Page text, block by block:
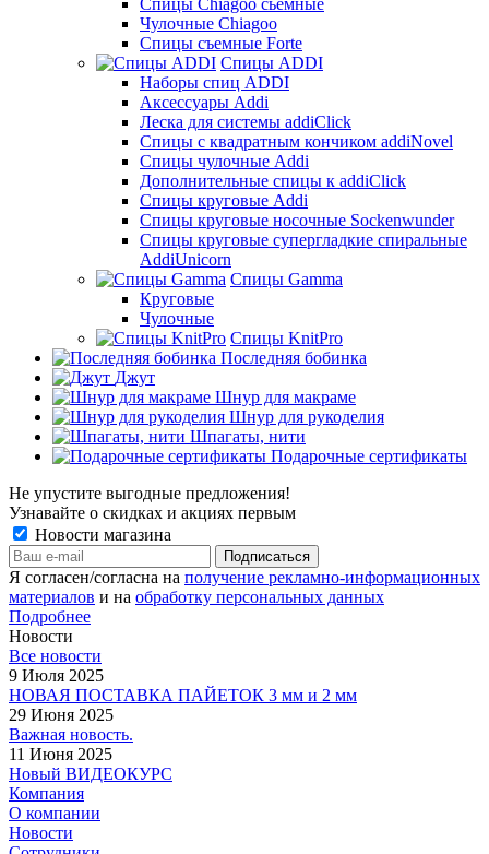
Спицы Chiagoo сьемные
Чулочные Chiagoo
Спицы съемные Forte
Спицы ADDI
Наборы спиц ADDI
Аксессуары Addi
Леска для системы addiClick
Спицы с квадратным кончиком addiNovel
Спицы чулочные Addi
Дополнительные спицы к addiClick
Спицы круговые Addi
Спицы круговые носочные Sockenwunder
Спицы круговые супергладкие спиральные
AddiUnicorn
Спицы Gamma
Круговые
Чулочные
Спицы KnitPro
Последняя бобинка
Джут
Шнур для макраме
Шнур для рукоделия
Шпагаты, нити
Подарочные сертификаты
Не упустите выгодные предложения!
Узнавайте о скидках и акциях первым
Новости магазина
Я согласен/согласна на получение рекламно-информационных
материалов и на обработку персональных данных
Подробнее
Новости
Все новости
9 Июля 2025
НОВАЯ ПОСТАВКА ПАЙЕТОК 3 мм и 2 мм
29 Июня 2025
Важная новость.
11 Июня 2025
Новый ВИДЕОКУРС
Компания
О компании
Новости